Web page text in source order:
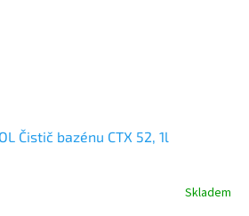
Čistič bazénu CTX 52, 1l
Skladem